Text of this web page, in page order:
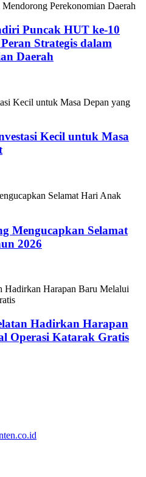
Puncak HUT ke-10
Strategis dalam
Daerah
Kecil untuk Masa
Mengucapkan Selamat
2026
Hadirkan Harapan
Operasi Katarak Gratis